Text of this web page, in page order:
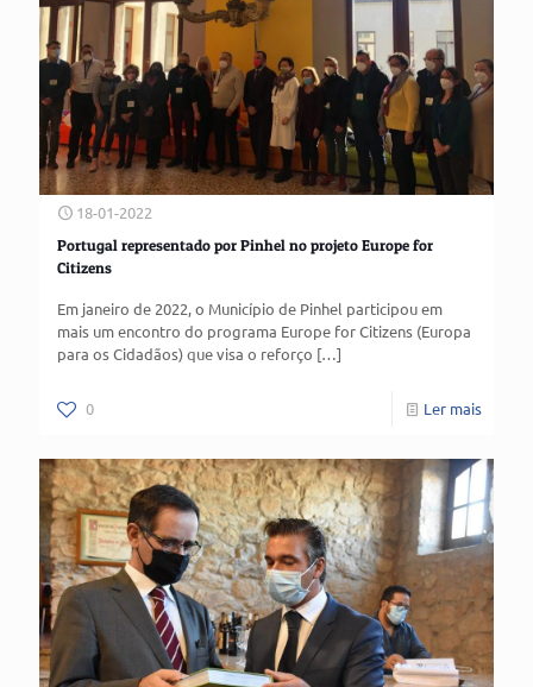
18-01-2022
Portugal representado por Pinhel no projeto Europe for
Citizens
Em janeiro de 2022, o Município de Pinhel participou em
mais um encontro do programa Europe for Citizens (Europa
para os Cidadãos) que visa o reforço […]
0 Ler mais